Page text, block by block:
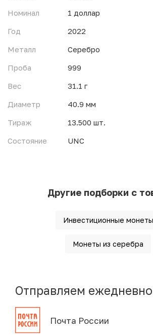
Номинал
1 доллар
Год
2022
Металл
Серебро
Проба
999
Вес
31.1 г
Диаметр
40.9 мм
Тираж
13.500 шт.
Состояние
UNC
Другие подборки с
Инвестиционные монеты
Монеты из серебра
Отправляем ежедневно
Почта России